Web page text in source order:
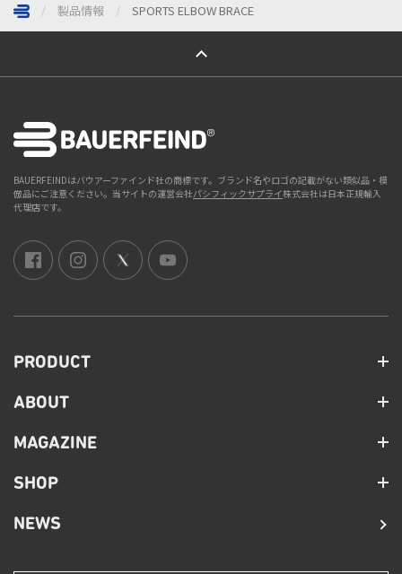
製品情報 SPORTS ELBOW BRACE
ページトップへ
BAUERFEINDはバウアーファインド社の商標です。ブランド名やロゴの記載がない類似品・模
倣品にご注意ください。当サイトの運営会社パシフィックサプライ株式会社は日本正規輸入
代理店です。
PRODUCT
ABOUT
MAGAZINE
SHOP
NEWS